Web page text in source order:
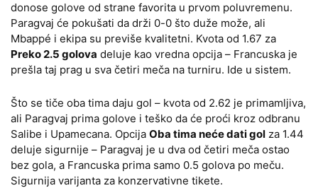
donose golove od strane favorita u prvom poluvremenu.
Paragvaj će pokušati da drži 0-0 što duže može, ali
Mbappé i ekipa su previše kvalitetni. Kvota od 1.67 za
Preko 2.5 golova deluje kao vredna opcija – Francuska je
prešla taj prag u sva četiri meča na turniru. Ide u sistem.
Što se tiče oba tima daju gol – kvota od 2.62 je primamljiva,
ali Paragvaj prima golove i teško da će proći kroz odbranu
Salibe i Upamecana. Opcija Oba tima neće dati gol za 1.44
deluje sigurnije – Paragvaj je u dva od četiri meča ostao
bez gola, a Francuska prima samo 0.5 golova po meču.
Sigurnija varijanta za konzervativne tikete.